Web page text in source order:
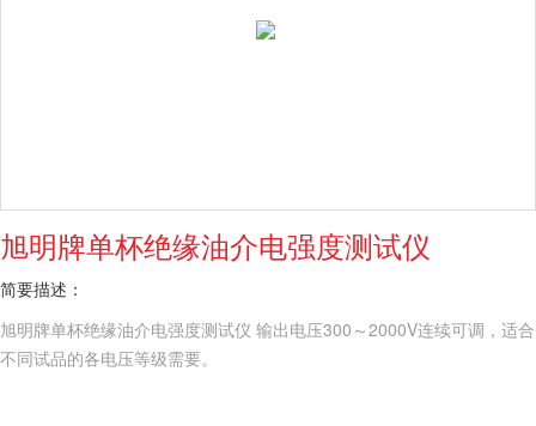
旭明牌单杯绝缘油介电强度测试仪
简要描述：
旭明牌单杯绝缘油介电强度测试仪 输出电压300～2000V连续可调，适合
不同试品的各电压等级需要。